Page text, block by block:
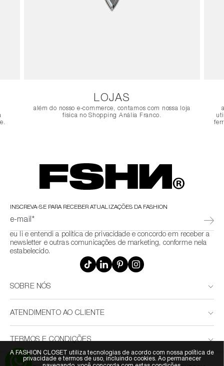
LOJAS
além do nosso e-commerce, contamos com nossa loja
física no Shopping Anália Franco.
INSCREVA-SE PARA RECEBER ATUALIZAÇÕES DA FASHION
e-mail*
eu li e entendi a política de privacidade e concordo em receber a
newsletter e outras comunicações de marketing, conforme nela
estabelecido.
SOBRE NÓS
ATENDIMENTO AO CLIENTE
TERMOS E CONDIÇÕES
A FASHION CLOSET utiliza tecnologias de acordo com nossa política de
privacidade e termos de uso, incluindo cookies. Ao permanecer